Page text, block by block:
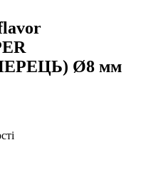
Ø8 мм